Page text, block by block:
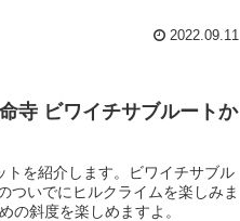
2022.09.11
寺 ビワイチサブルートか
を紹介します。ビワイチサブル
ついでにヒルクライムを楽しみま
の斜度を楽しめますよ。